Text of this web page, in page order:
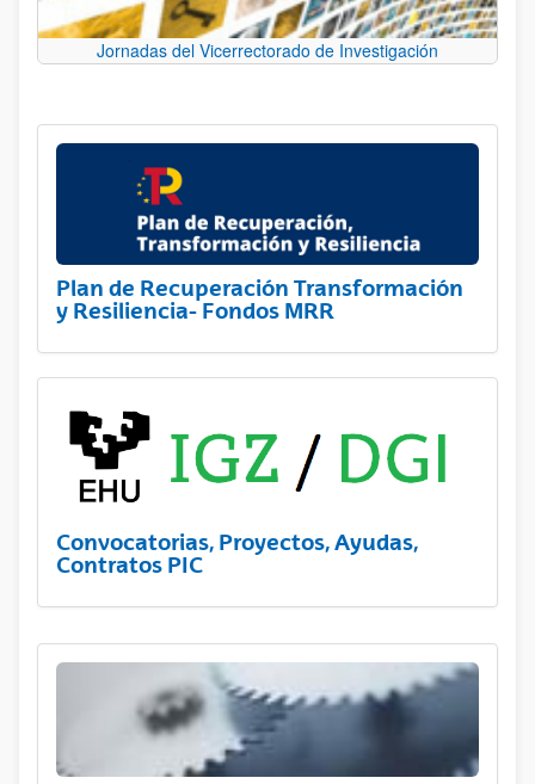
Jornadas del Vicerrectorado de Investigación
Plan de Recuperación Transformación
y Resiliencia- Fondos MRR
Convocatorias, Proyectos, Ayudas,
Contratos PIC